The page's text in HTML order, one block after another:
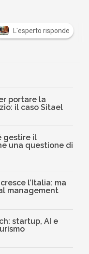
L'esperto risponde
portare la
il caso Sitael
gestire il
una questione di
l’Italia: ma
management
startup, AI e